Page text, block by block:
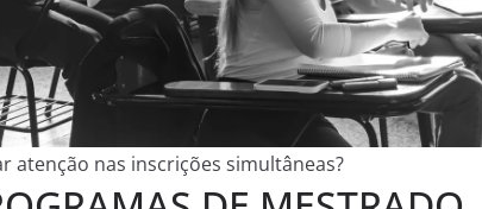
atenção nas inscrições simultâneas?